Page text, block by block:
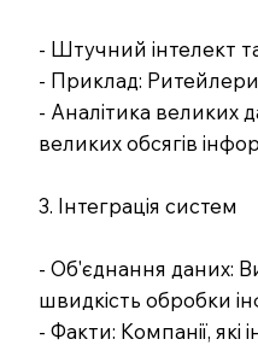
- Штучний інтелект
- Приклад: Ритейлери
- Аналітика великих
великих обсягів
3. Інтеграція систем
- Об'єднання даних:
швидкість обробки
- Факти: Компанії,